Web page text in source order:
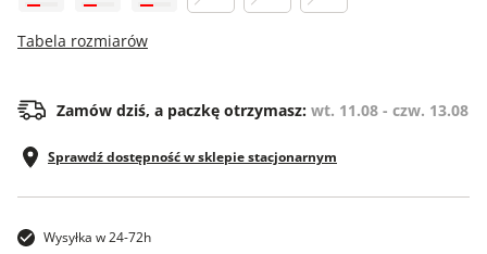
Tabela rozmiarów
Zamów dziś, a paczkę otrzymasz: wt. 11.08 - czw. 13.08
Sprawdź dostępność w sklepie stacjonarnym
Wysyłka w 24-72h